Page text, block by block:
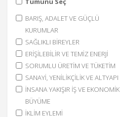
BARIŞ, ADALET VE GÜÇLÜ
KURUMLAR
SAĞLIKLI BİREYLER
ERİŞİLEBİLİR VE TEMİZ ENERJİ
SORUMLU ÜRETİM VE TÜKETİM
SANAYİ, YENİLİKÇİLİK VE ALTYAPI
İNSANA YAKIŞIR İŞ VE EKONOMİK
BÜYÜME
İKLİM EYLEMİ